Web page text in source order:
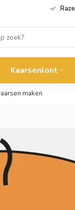
Kaarsenlont
maken